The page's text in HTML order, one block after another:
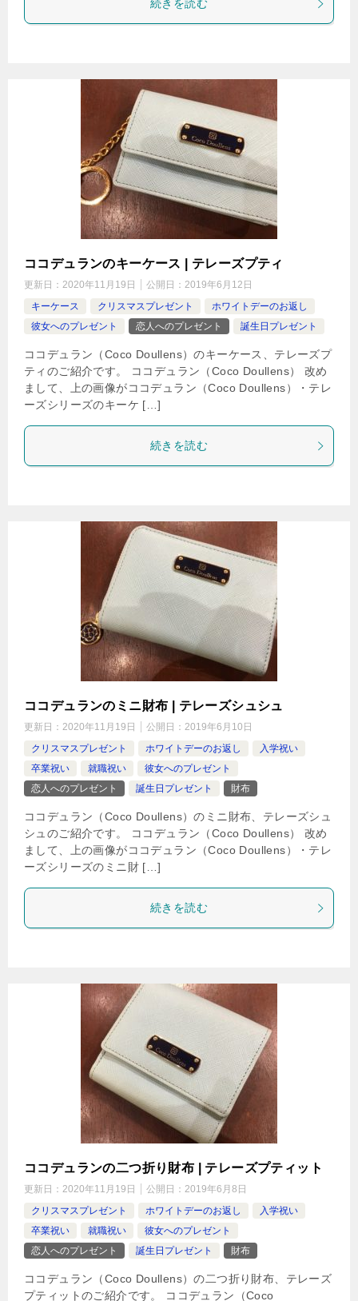
続きを読む
ココデュランのキーケース | テレーズプティ
更新日： 2020年11月19日 公開日： 2019年6月12日
キーケース
クリスマスプレゼント
ホワイトデーのお返し
彼女へのプレゼント
恋人へのプレゼント 誕生日プレゼント
ココデュラン（Coco Doullens）のキーケース、テレーズプ
ティのご紹介です。 ココデュラン（Coco Doullens） 改め
まして、上の画像がココデュラン（Coco Doullens）・テレ
ーズシリーズのキーケ […]
続きを読む
ココデュランのミニ財布 | テレーズシュシュ
更新日： 2020年11月19日 公開日： 2019年6月10日
クリスマスプレゼント
ホワイトデーのお返し
入学祝い
卒業祝い
就職祝い
彼女へのプレゼント
恋人へのプレゼント
誕生日プレゼント 財布
ココデュラン（Coco Doullens）のミニ財布、テレーズシュ
シュのご紹介です。 ココデュラン（Coco Doullens） 改め
まして、上の画像がココデュラン（Coco Doullens）・テレ
ーズシリーズのミニ財 […]
続きを読む
ココデュランの二つ折り財布 | テレーズプティット
更新日： 2020年11月19日 公開日： 2019年6月8日
クリスマスプレゼント
ホワイトデーのお返し
入学祝い
卒業祝い
就職祝い
彼女へのプレゼント
恋人へのプレゼント
誕生日プレゼント 財布
ココデュラン（Coco Doullens）の二つ折り財布、テレーズ
プティットのご紹介です。 ココデュラン（Coco